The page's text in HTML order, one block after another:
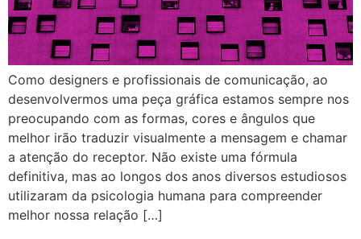
Como designers e profissionais de comunicação, ao
desenvolvermos uma peça gráfica estamos sempre nos
preocupando com as formas, cores e ângulos que
melhor irão traduzir visualmente a mensagem e chamar
a atenção do receptor. Não existe uma fórmula
definitiva, mas ao longos dos anos diversos estudiosos
utilizaram da psicologia humana para compreender
melhor nossa relação […]